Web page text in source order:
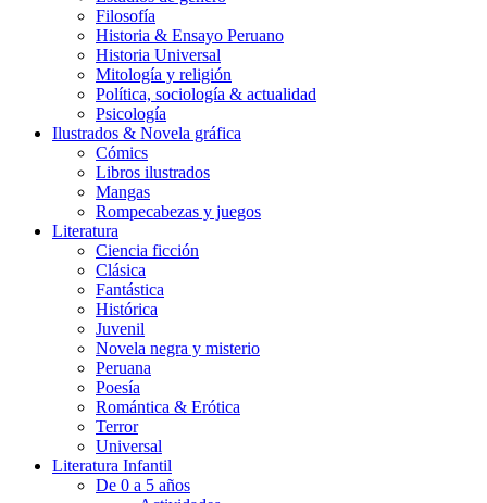
Filosofía
Historia & Ensayo Peruano
Historia Universal
Mitología y religión
Política, sociología & actualidad
Psicología
Ilustrados & Novela gráfica
Cómics
Libros ilustrados
Mangas
Rompecabezas y juegos
Literatura
Ciencia ficción
Clásica
Fantástica
Histórica
Juvenil
Novela negra y misterio
Peruana
Poesía
Romántica & Erótica
Terror
Universal
Literatura Infantil
De 0 a 5 años